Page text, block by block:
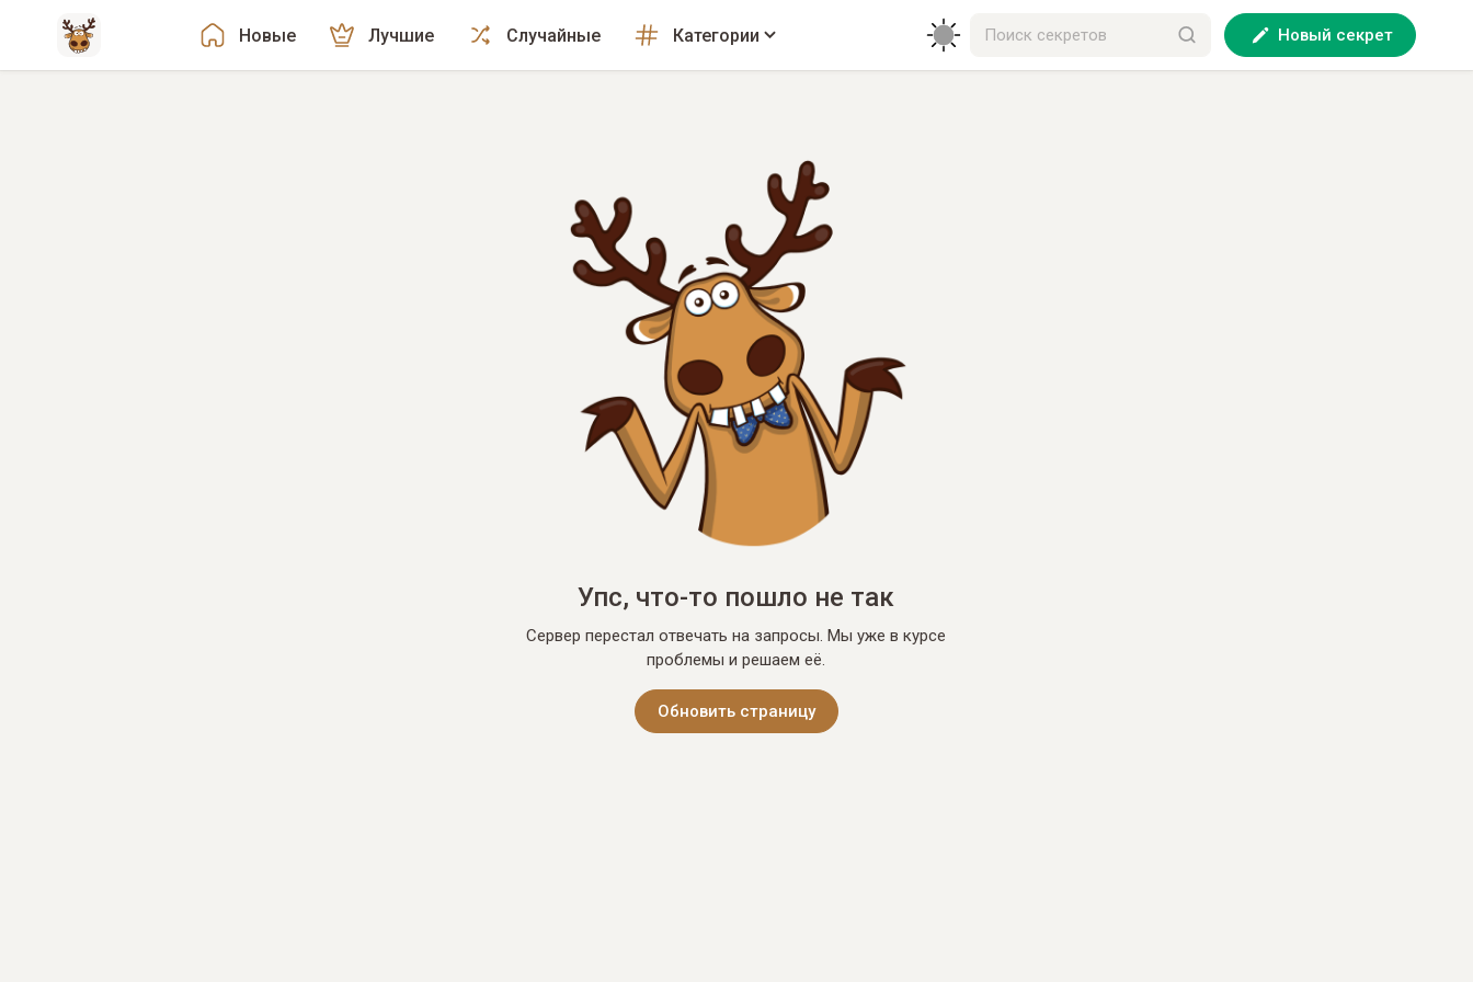
Новые Лучшие Случайные Категории Новый секрет
Упс, что-то пошло не так
Сервер перестал отвечать на запросы. Мы уже в курсе
проблемы и решаем её.
Обновить страницу